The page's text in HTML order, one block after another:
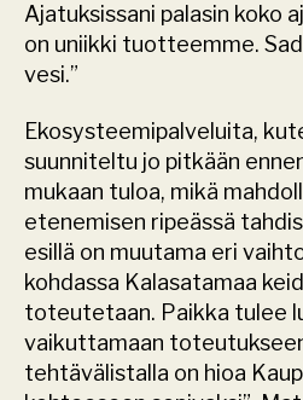
Ajatuksissani palasin koko
on uniikki tuotteemme.
vesi.”
Ekosysteemipalveluita,
suunniteltu jo pitkään
mukaan tuloa, mikä
etenemisen ripeässä
esillä on muutama eri
kohdassa Kalasatamaa
toteutetaan. Paikka tulee
vaikuttamaan
tehtävälistalla on hioa